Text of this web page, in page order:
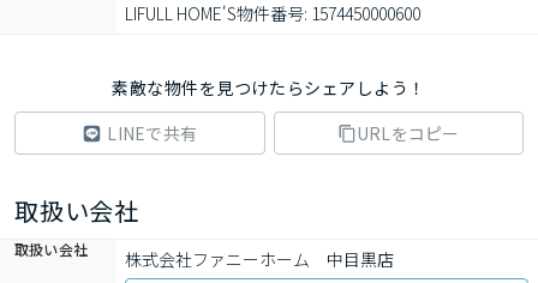
LIFULL HOME'S物件番号: 1574450000600
素敵な物件を見つけたらシェアしよう！
LINEで共有
URLをコピー
取扱い会社
取扱い会社 株式会社ファニーホーム　中目黒店